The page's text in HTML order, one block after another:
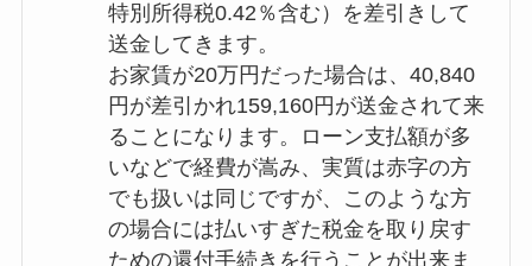
特別所得税0.42％含む）を差引きして
送金してきます。
お家賃が20万円だった場合は、40,840
円が差引かれ159,160円が送金されて来
ることになります。ローン支払額が多
いなどで経費が嵩み、実質は赤字の方
でも扱いは同じですが、このような方
の場合には払いすぎた税金を取り戻す
ための還付手続きを行うことが出来ま